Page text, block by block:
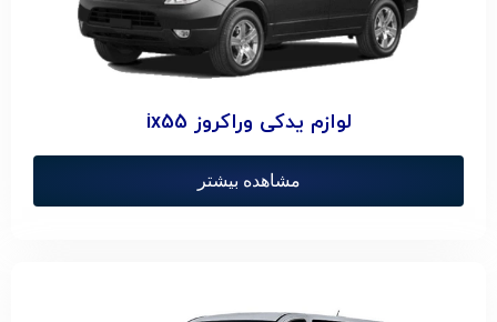
لوازم یدکی وراکروز ix55
مشاهده بیشتر